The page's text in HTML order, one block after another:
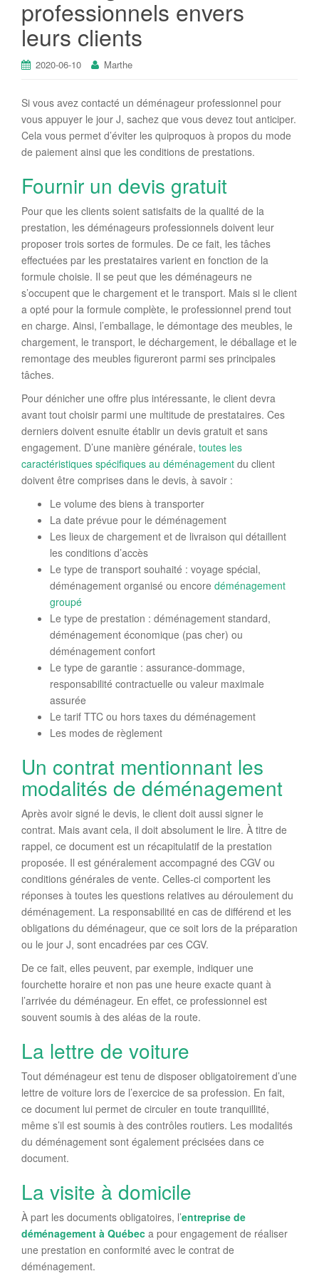
professionnels envers
leurs clients
2020-06-10 Marthe
Si vous avez contacté un déménageur professionnel pour
vous appuyer le jour J, sachez que vous devez tout anticiper.
Cela vous permet d’éviter les quiproquos à propos du mode
de paiement ainsi que les conditions de prestations.
Fournir un devis gratuit
Pour que les clients soient satisfaits de la qualité de la
prestation, les déménageurs professionnels doivent leur
proposer trois sortes de formules. De ce fait, les tâches
effectuées par les prestataires varient en fonction de la
formule choisie. Il se peut que les déménageurs ne
s’occupent que le chargement et le transport. Mais si le client
a opté pour la formule complète, le professionnel prend tout
en charge. Ainsi, l’emballage, le démontage des meubles, le
chargement, le transport, le déchargement, le déballage et le
remontage des meubles figureront parmi ses principales
tâches.
Pour dénicher une offre plus intéressante, le client devra
avant tout choisir parmi une multitude de prestataires. Ces
derniers doivent esnuite établir un devis gratuit et sans
engagement. D’une manière générale, toutes les
caractéristiques spécifiques au déménagement du client
doivent être comprises dans le devis, à savoir :
Le volume des biens à transporter
La date prévue pour le déménagement
Les lieux de chargement et de livraison qui détaillent
les conditions d’accès
Le type de transport souhaité : voyage spécial,
déménagement organisé ou encore déménagement
groupé
Le type de prestation : déménagement standard,
déménagement économique (pas cher) ou
déménagement confort
Le type de garantie : assurance-dommage,
responsabilité contractuelle ou valeur maximale
assurée
Le tarif TTC ou hors taxes du déménagement
Les modes de règlement
Un contrat mentionnant les
modalités de déménagement
Après avoir signé le devis, le client doit aussi signer le
contrat. Mais avant cela, il doit absolument le lire. À titre de
rappel, ce document est un récapitulatif de la prestation
proposée. Il est généralement accompagné des CGV ou
conditions générales de vente. Celles-ci comportent les
réponses à toutes les questions relatives au déroulement du
déménagement. La responsabilité en cas de différend et les
obligations du déménageur, que ce soit lors de la préparation
ou le jour J, sont encadrées par ces CGV.
De ce fait, elles peuvent, par exemple, indiquer une
fourchette horaire et non pas une heure exacte quant à
l’arrivée du déménageur. En effet, ce professionnel est
souvent soumis à des aléas de la route.
La lettre de voiture
Tout déménageur est tenu de disposer obligatoirement d’une
lettre de voiture lors de l’exercice de sa profession. En fait,
ce document lui permet de circuler en toute tranquillité,
même s’il est soumis à des contrôles routiers. Les modalités
du déménagement sont également précisées dans ce
document.
La visite à domicile
À part les documents obligatoires, l’entreprise de
déménagement à Québec a pour engagement de réaliser
une prestation en conformité avec le contrat de
déménagement.